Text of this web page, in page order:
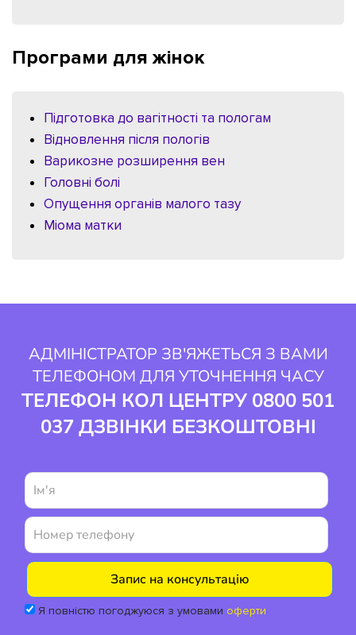
Програми для жінок
Підготовка до вагітності та пологам
Відновлення після пологів
Варикозне розширення вен
Головні болі
Опущення органів малого тазу
Міома матки
АДМІНІСТРАТОР ЗВ'ЯЖЕТЬСЯ З ВАМИ
ТЕЛЕФОНОМ ДЛЯ УТОЧНЕННЯ ЧАСУ
ТЕЛЕФОН КОЛ ЦЕНТРУ 0800 501
037 ДЗВІНКИ БЕЗКОШТОВНІ
Я повністю погоджуюся з умовамиоферти